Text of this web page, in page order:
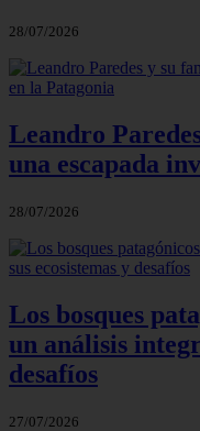
28/07/2026
Leandro
una escapada
28/07/2026
Los bosques
un análisis
desafíos
27/07/2026